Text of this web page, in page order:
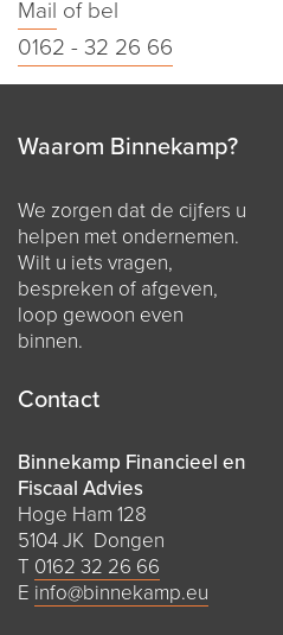
Mail of bel
0162 - 32 26 66
Waarom Binnekamp?
We zorgen dat de cijfers u
helpen met ondernemen.
Wilt u iets vragen,
bespreken of afgeven,
loop gewoon even
binnen.
Contact
Binnekamp Financieel en
Fiscaal Advies
Hoge Ham 128
5104 JK Dongen
T 0162 32 26 66
E info@binnekamp.eu